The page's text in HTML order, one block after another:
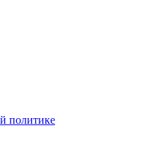
политике